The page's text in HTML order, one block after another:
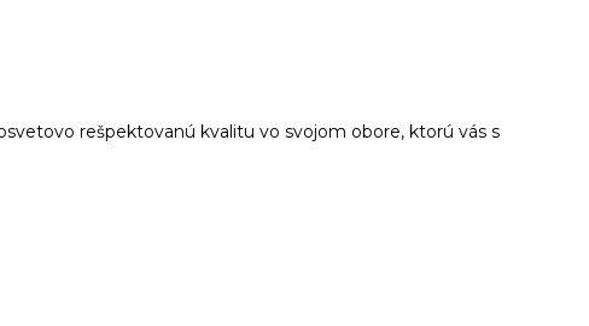
rešpektovanú kvalitu vo svojom obore, ktorú vás s